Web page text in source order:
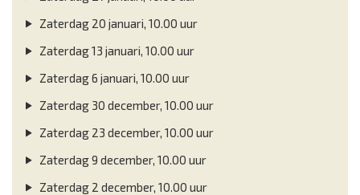
Zaterdag 20 januari, 10.00 uur
Zaterdag 13 januari, 10.00 uur
Zaterdag 6 januari, 10.00 uur
Zaterdag 30 december, 10.00 uur
Zaterdag 23 december, 10.00 uur
Zaterdag 9 december, 10.00 uur
Zaterdag 2 december, 10.00 uur